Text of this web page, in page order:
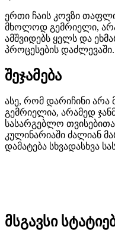
ერთი ჩაის კოვზი
მხოლოდ გემრიელი,
ამშვიდებს ყელს და
პროცესების დაძლევაში.
შეჯამება
ასე, რომ დარიჩინი
გემრიელია, არამედ
სასარგებლო
კულინარიაში ძალიან
დამატება სხვადასხვა
მსგავსი